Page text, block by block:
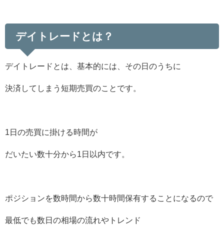
デイトレードとは？
デイトレードとは、基本的には、その日のうちに
決済してしまう短期売買のことです。
1日の売買に掛ける時間が
だいたい数十分から1日以内です。
ポジションを数時間から数十時間保有することになるので
最低でも数日の相場の流れやトレンド